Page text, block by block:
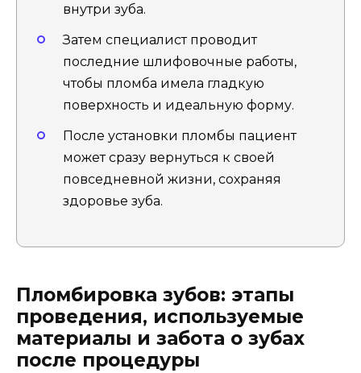
внутри зуба.
Затем специалист проводит
последние шлифовочные работы,
чтобы пломба имела гладкую
поверхность и идеальную форму.
После установки пломбы пациент
может сразу вернуться к своей
повседневной жизни, сохраняя
здоровье зуба.
Пломбировка зубов: этапы
проведения, используемые
материалы и забота о зубах
после процедуры